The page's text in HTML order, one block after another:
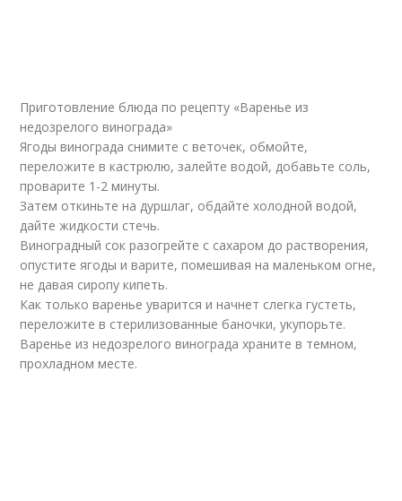
Приготовление блюда по рецепту «Варенье из
недозрелого винограда»
Ягоды винограда снимите с веточек, обмойте,
переложите в кастрюлю, залейте водой, добавьте соль,
проварите 1-2 минуты.
Затем откиньте на дуршлаг, обдайте холодной водой,
дайте жидкости стечь.
Виноградный сок разогрейте с сахаром до растворения,
опустите ягоды и варите, помешивая на маленьком огне,
не давая сиропу кипеть.
Как только варенье уварится и начнет слегка густеть,
переложите в стерилизованные баночки, укупорьте.
Варенье из недозрелого винограда храните в темном,
прохладном месте.